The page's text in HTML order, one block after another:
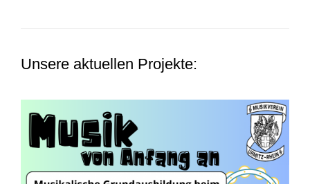
Unsere aktuellen Projekte: